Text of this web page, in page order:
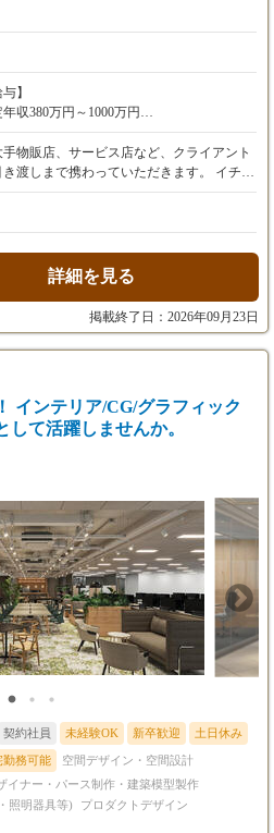
与】
収380万円～1000万円
30万円～80万円
・スキルを考慮の上、決定します。
手当】
手当：10,000円～30,000円／月
給・賞与】
給：年1回（4月）
与：年2回（6月、12月）
用期間】
物販店、サービス店など、クライアント
渡しまで携わっていただきます。 イチか
ントの理想をカタチにするまでを ワンス
です。 これまで培ってきた知識やスキル
ことはもちろん 新しいフィールドに挑戦
ントへ
力会社との打合せ業務 ・受発注、見積
りご応募下さい。 面接に進んでいただく方
させて頂きます。 （必要書類） ・履歴
・職務経歴書
詳細を見る
掲載終了日：2026年09月23日
インテリア/CG/グラフィック
して活躍しませんか。
契約社員 未経験OK 新卒歓迎 土日休み
勤務可能
空間デザイン・空間設計
イナー・パース制作・建築模型製作
照明器具等)
プロダクトデザイン